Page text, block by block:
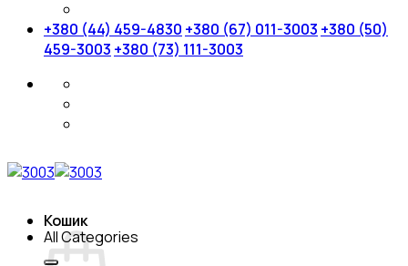
+380 (44) 459-4830 +380 (67) 011-3003 +380 (50)
459-3003 +380 (73) 111-3003
Кошик
All Categories